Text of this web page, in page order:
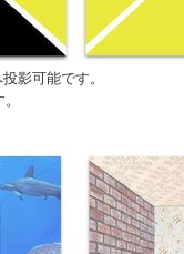
影可能です。